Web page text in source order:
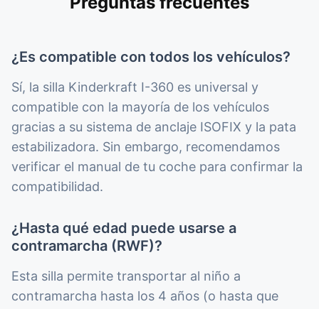
¿Es compatible con todos los vehículos?
Sí, la silla Kinderkraft I-360 es universal y
compatible con la mayoría de los vehículos
gracias a su sistema de anclaje ISOFIX y la pata
estabilizadora. Sin embargo, recomendamos
verificar el manual de tu coche para confirmar la
compatibilidad.
¿Hasta qué edad puede usarse a
contramarcha (RWF)?
Esta silla permite transportar al niño a
contramarcha hasta los 4 años (o hasta que